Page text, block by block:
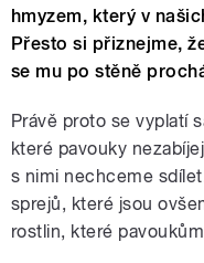
hmyzem, který v
Přesto si přiznejme,
se mu po stěně
Právě proto se vyplatí
které pavouky
s nimi nechceme
sprejů, které jsou
rostlin, které